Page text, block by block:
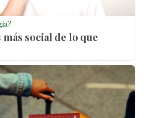
más social de lo que